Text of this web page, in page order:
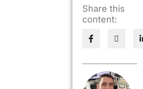
Share this
content: